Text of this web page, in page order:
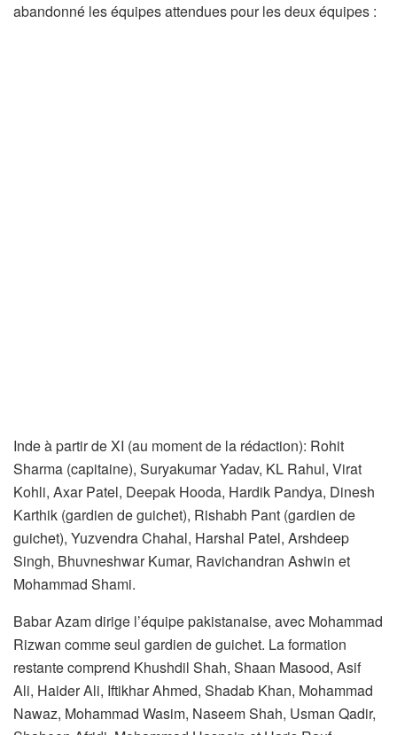
abandonné les équipes attendues pour les deux équipes :
Inde à partir de XI (au moment de la rédaction): Rohit
Sharma (capitaine), Suryakumar Yadav, KL Rahul, Virat
Kohli, Axar Patel, Deepak Hooda, Hardik Pandya, Dinesh
Karthik (gardien de guichet), Rishabh Pant (gardien de
guichet), Yuzvendra Chahal, Harshal Patel, Arshdeep
Singh, Bhuvneshwar Kumar, Ravichandran Ashwin et
Mohammad Shami.
Babar Azam dirige l’équipe pakistanaise, avec Mohammad
Rizwan comme seul gardien de guichet. La formation
restante comprend Khushdil Shah, Shaan Masood, Asif
Ali, Haider Ali, Iftikhar Ahmed, Shadab Khan, Mohammad
Nawaz, Mohammad Wasim, Naseem Shah, Usman Qadir,